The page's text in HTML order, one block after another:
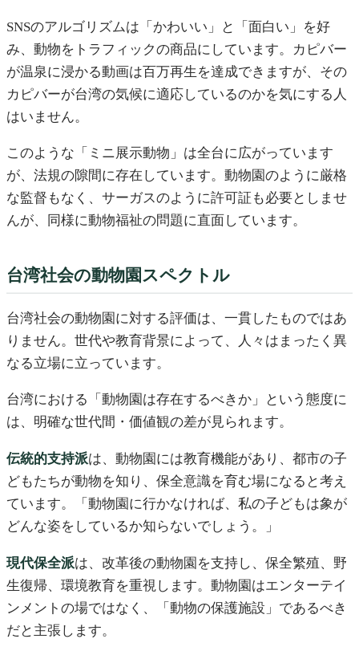
SNSのアルゴリズムは「かわいい」と「面白い」を好
み、動物をトラフィックの商品にしています。カピバー
が温泉に浸かる動画は百万再生を達成できますが、その
カピバーが台湾の気候に適応しているのかを気にする人
はいません。
このような「ミニ展示動物」は全台に広がっています
が、法規の隙間に存在しています。動物園のように厳格
な監督もなく、サーガスのように許可証も必要としませ
んが、同様に動物福祉の問題に直面しています。
台湾社会の動物園スペクトル
台湾社会の動物園に対する評価は、一貫したものではあ
りません。世代や教育背景によって、人々はまったく異
なる立場に立っています。
台湾における「動物園は存在するべきか」という態度に
は、明確な世代間・価値観の差が見られます。
伝統的支持派は、動物園には教育機能があり、都市の子
どもたちが動物を知り、保全意識を育む場になると考え
ています。「動物園に行かなければ、私の子どもは象が
どんな姿をしているか知らないでしょう。」
現代保全派は、改革後の動物園を支持し、保全繁殖、野
生復帰、環境教育を重視します。動物園はエンターテイ
ンメントの場ではなく、「動物の保護施設」であるべき
だと主張します。